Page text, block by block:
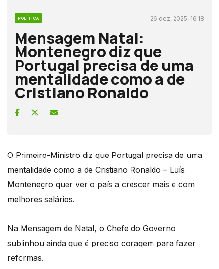
POLÍTICA 26 dez, 2025, 16:18
Mensagem Natal:
Montenegro diz que
Portugal precisa de uma
mentalidade como a de
Cristiano Ronaldo
O Primeiro-Ministro diz que Portugal precisa de uma
mentalidade como a de Cristiano Ronaldo – Luís
Montenegro quer ver o país a crescer mais e com
melhores salários.
Na Mensagem de Natal, o Chefe do Governo
sublinhou ainda que é preciso coragem para fazer
reformas.